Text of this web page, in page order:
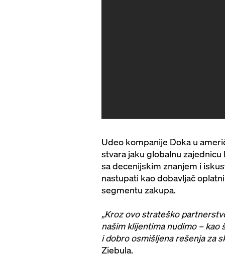
Udeo kompanije Doka u
stvara jaku globalnu
sa decenijskim znanjem i
nastupati kao dobavljač
segmentu zakupa.
„Kroz ovo strateško
našim klijentima nudimo – kao
i dobro osmišljena rešenja za
Ziebula.